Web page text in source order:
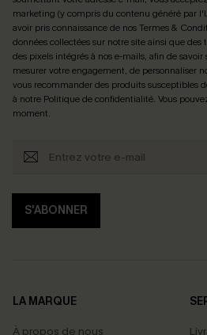
marketing (y compris du contenu généré par
avoir pris connaissance de nosTermes &
données collectées sur notre site ainsi que
des pixels intégrés à nos e-mails, afin de
mesurer votre engagement, de personnaliser
vous recommander des produits susceptibles
à notre Politique de confidentialité. Vous
moment.
S'ABONNER
LA MARQUE
À propos de nous